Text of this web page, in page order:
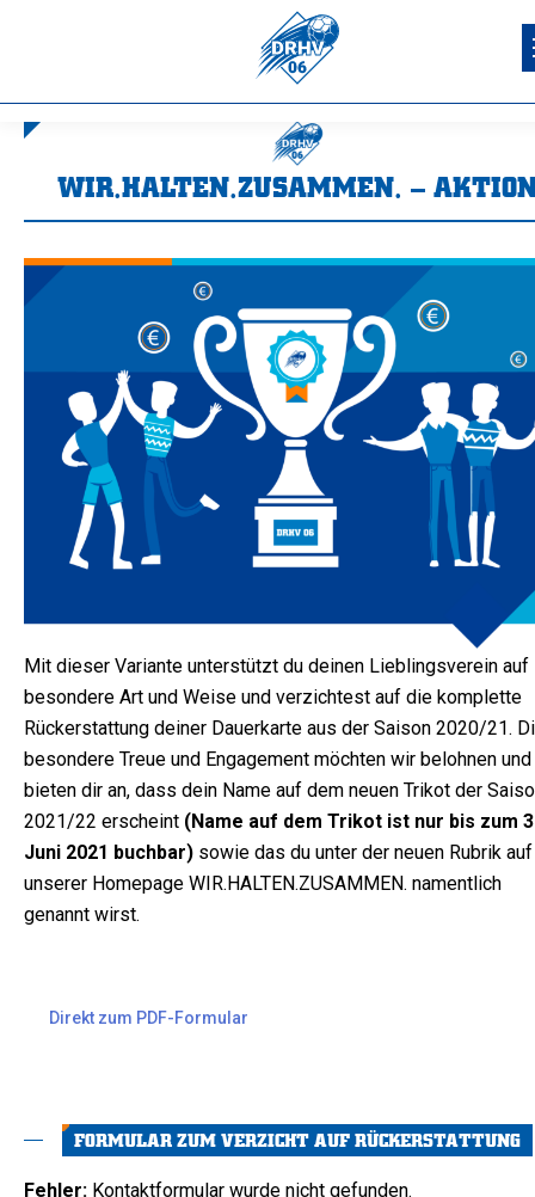
WIR.HALTEN.ZUSAMMEN. –
Mit dieser Variante unterstützt du deinen Lieblingsverein auf
besondere Art und Weise und verzichtest auf die komplette
Rückerstattung deiner Dauerkarte aus der Saison 2020/21.
besondere Treue und Engagement möchten wir belohnen und
bieten dir an, dass dein Name auf dem neuen Trikot der
2021/22 erscheint (Name auf dem Trikot ist nur bis zum
Juni 2021 buchbar) sowie das du unter der neuen Rubrik auf
unserer Homepage WIR.HALTEN.ZUSAMMEN. namentlich
genannt wirst.
Direkt zum PDF-Formular
FORMULAR ZUM VERZICHT AUF RÜCKERSTATTUNG
Fehler: Kontaktformular wurde nicht gefunden.